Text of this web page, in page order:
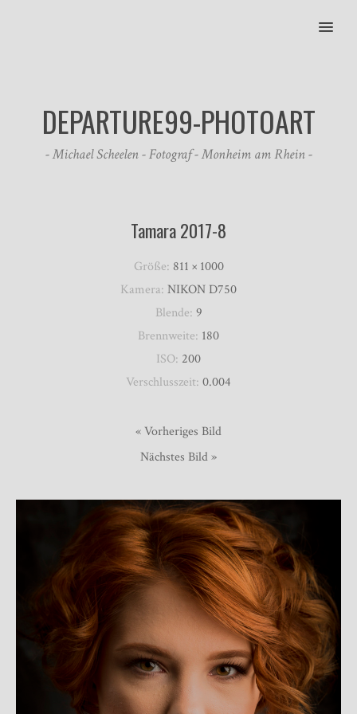
MENU
DEPARTURE99-PHOTOART
- Michael Scheelen - Fotograf - Monheim am Rhein -
Tamara 2017-8
Größe: 811 × 1000
Kamera: NIKON D750
Blende: 9
Brennweite: 180
ISO: 200
Verschlusszeit: 0.004
« Vorheriges Bild
Nächstes Bild »